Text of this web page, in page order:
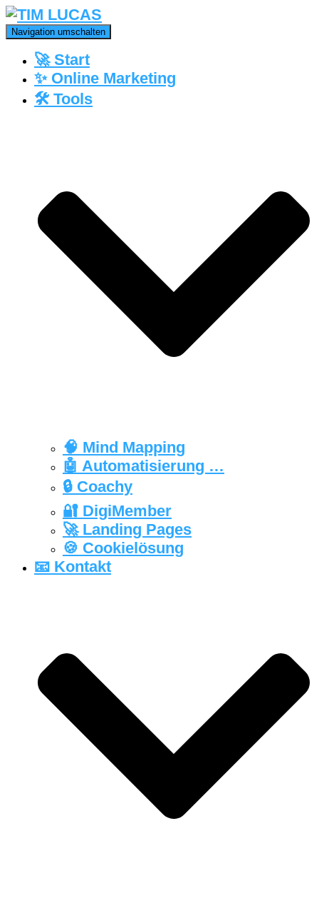
Navigation umschalten
🚀 Start
✨ Online Marketing
🛠️ Tools
🧠 Mind Mapping
🤖 Automatisierung …
🔒‍ Coachy
🔐 DigiMember
🚀 Landing Pages
🍪 Cookielösung
📧 Kontakt